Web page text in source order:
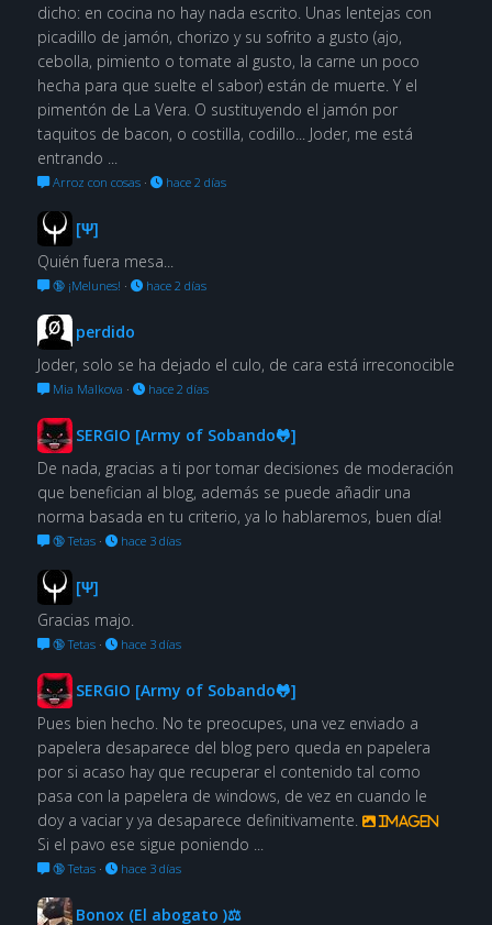
dicho: en cocina no hay nada escrito. Unas lentejas con
picadillo de jamón, chorizo y su sofrito a gusto (ajo,
cebolla, pimiento o tomate al gusto, la carne un poco
hecha para que suelte el sabor) están de muerte. Y el
pimentón de La Vera. O sustituyendo el jamón por
taquitos de bacon, o costilla, codillo... Joder, me está
entrando ...
Arroz con cosas· hace 2 días
[Ψ]
Quién fuera mesa...
🔞 ¡Melunes! · hace 2 días
perdido
Joder, solo se ha dejado el culo, de cara está irreconocible
Mia Malkova · hace 2 días
SERGIO [Army of Sobando🐸]
De nada, gracias a ti por tomar decisiones de moderación
que benefician al blog, además se puede añadir una
norma basada en tu criterio, ya lo hablaremos, buen día!
🔞 Tetas· hace 3 días
[Ψ]
Gracias majo.
🔞 Tetas· hace 3 días
SERGIO [Army of Sobando🐸]
Pues bien hecho. No te preocupes, una vez enviado a
papelera desaparece del blog pero queda en papelera
por si acaso hay que recuperar el contenido tal como
pasa con la papelera de windows, de vez en cuando le
doy a vaciar y ya desaparece definitivamente.
Imagen
Si el pavo ese sigue poniendo ...
🔞 Tetas· hace 3 días
Bonox (El abogato )⚖